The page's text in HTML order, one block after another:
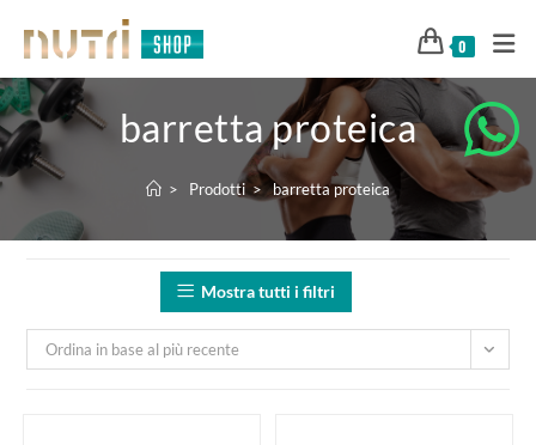
0
barretta proteica
> Prodotti > barretta proteica
Mostra tutti i filtri
Ordina in base al più recente